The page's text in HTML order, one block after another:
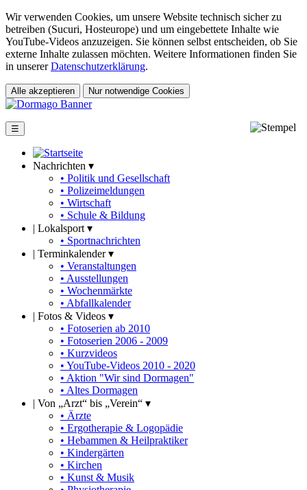
Wir verwenden Cookies, um unsere Website technisch sicher zu
betreiben (Sucuri, Hosteurope) und um eingebettete Inhalte wie
YouTube-Videos anzuzeigen. Sie können selbst entscheiden, ob Sie
externe Inhalte zulassen möchten. Weitere Informationen finden Sie
in unsererDatenschutzerklärung.
Alle akzeptieren Nur notwendige Cookies
☰
Nachrichten ▾
• Politik und Gesellschaft
• Polizeimeldungen
• Wirtschaft
• Schule & Bildung
| Lokalsport ▾
• Sportnachrichten
| Terminkalender ▾
• Veranstaltungen
• Ausstellungen
• Wochenmärkte
• Abfallkalender
| Fotos & Videos ▾
• Fotoserien ab 2010
• Fotoserien 2006 - 2009
• Kurzvideos
• YouTube-Videos 2010 - 2020
• Aktion "Wir sind Dormagen"
• Altes Dormagen
| Von „Arzt“ bis „Verein“ ▾
• Ärzte
• Ergotherapie & Logopädie
• Hebammen & Heilpraktiker
• Kindergärten
• Kirchen
• Kunst & Musik